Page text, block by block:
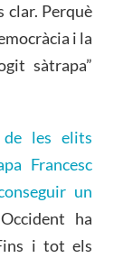
clar. Perquè
i la
sàtrapa”
de les elits
Francesc
un
ha
i tot els